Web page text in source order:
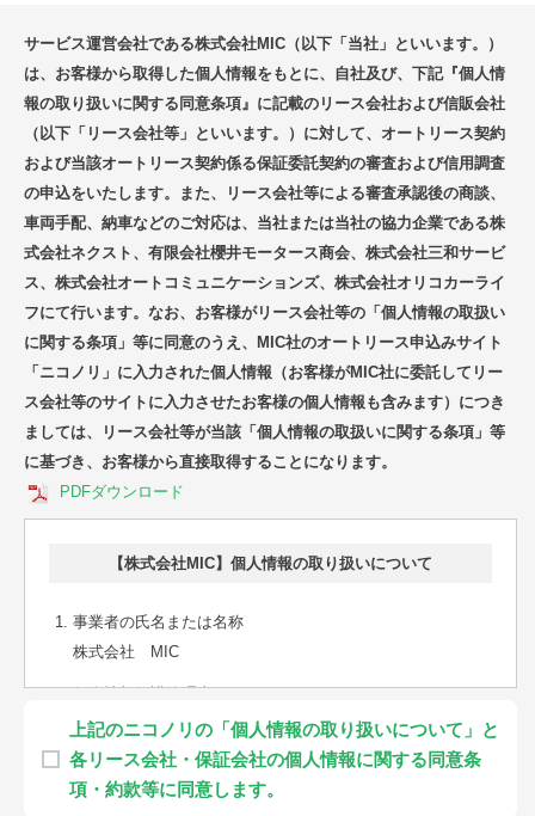
サービス運営会社である株式会社MIC（以下「当社」といいます。）
は、お客様から取得した個人情報をもとに、自社及び、下記『個人情
報の取り扱いに関する同意条項』に記載のリース会社および信販会社
（以下「リース会社等」といいます。）に対して、オートリース契約
および当該オートリース契約係る保証委託契約の審査および信用調査
の申込をいたします。また、リース会社等による審査承認後の商談、
車両手配、納車などのご対応は、当社または当社の協力企業である株
式会社ネクスト、有限会社櫻井モータース商会、株式会社三和サービ
ス、株式会社オートコミュニケーションズ、株式会社オリコカーライ
フにて行います。なお、お客様がリース会社等の「個人情報の取扱い
に関する条項」等に同意のうえ、MIC社のオートリース申込みサイト
「ニコノリ」に入力された個人情報（お客様がMIC社に委託してリー
ス会社等のサイトに入力させたお客様の個人情報も含みます）につき
ましては、リース会社等が当該「個人情報の取扱いに関する条項」等
に基づき、お客様から直接取得することになります。
PDFダウンロード
【株式会社MIC】個人情報の取り扱いについて
事業者の氏名または名称
株式会社 MIC
個人情報保護管理者
TB事業部長
個人情報の利用目的
当社は、以下の利用目的の達成の範囲に限り、お客様の個人
上記のニコノリの「個人情報の取り扱いについて」と
各リース会社・保証会社の個人情報に関する同意条
項・約款等に同意します。